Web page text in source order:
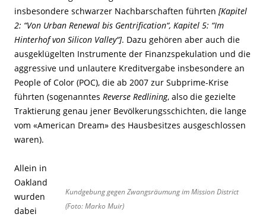
insbesondere schwarzer Nachbarschaften führten [Kapitel
2: “Von Urban Renewal bis Gentrification“, Kapitel 5: “Im
Hinterhof von Silicon Valley“]. Dazu gehören aber auch die
ausgeklügelten Instrumente der Finanzspekulation und die
aggressive und unlautere Kreditvergabe insbesondere an
People of Color (POC), die ab 2007 zur Subprime-Krise
führten (sogenanntes Reverse Redlining, also die gezielte
Traktierung genau jener Bevölkerungsschichten, die lange
vom «American Dream» des Hausbesitzes ausgeschlossen
waren).
Kundgebung gegen Zwangsräumung im Mission District
(Foto: Marko Muir)
Allein in
Oakland
wurden
dabei